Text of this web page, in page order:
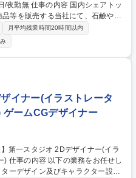
シェアトッ
等を販売する当社にて、石鹸や液
門での生産・業務管理などのマネ
立案・実行) ■関連部署や各取引先
人員計画の策定と管理、組織内の
月平均残業時間20時間以内
イナー(イラストレータ
ゲームCGデザイナー
し
ーデザイン及びキャラクター設定